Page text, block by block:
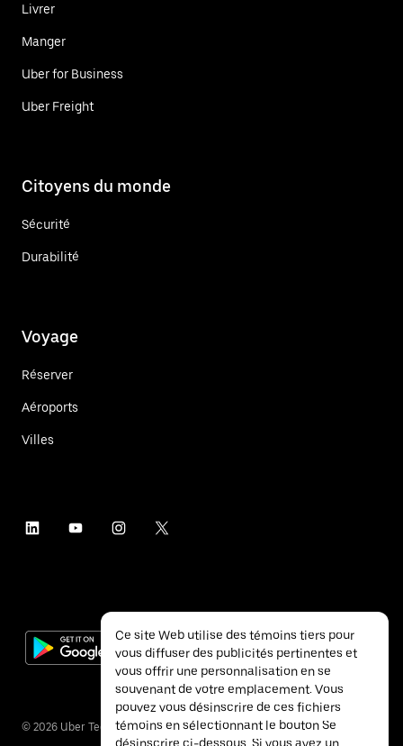
Livrer
Manger
Uber for Business
Uber Freight
Citoyens du monde
Sécurité
Durabilité
Voyage
Réserver
Aéroports
Villes
© 2026 Uber Technologies inc.
Ce site Web utilise des témoins tiers pour
vous diffuser des publicités pertinentes et
vous offrir une personnalisation en se
souvenant de votre emplacement. Vous
pouvez vous désinscrire de ces fichiers
témoins en sélectionnant le bouton Se